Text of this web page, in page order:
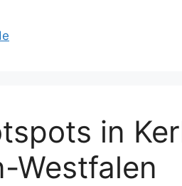
in
Westfalen